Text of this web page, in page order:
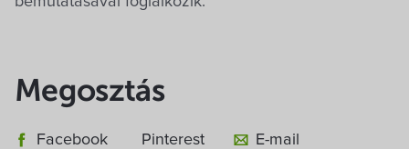
Megosztás
Facebook Pinterest E-mail